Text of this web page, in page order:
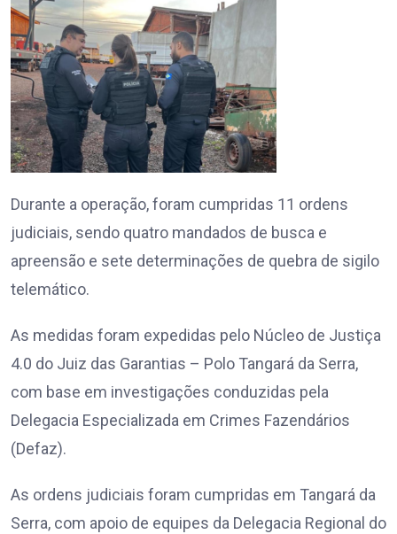
Durante a operação, foram cumpridas 11 ordens
judiciais, sendo quatro mandados de busca e
apreensão e sete determinações de quebra de sigilo
telemático.
As medidas foram expedidas pelo Núcleo de Justiça
4.0 do Juiz das Garantias – Polo Tangará da Serra,
com base em investigações conduzidas pela
Delegacia Especializada em Crimes Fazendários
(Defaz).
As ordens judiciais foram cumpridas em Tangará da
Serra, com apoio de equipes da Delegacia Regional do